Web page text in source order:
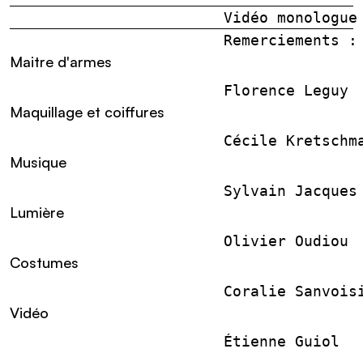
Vidéo
Remerciements
Maitre d'armes
                        Florence Leguy
Maquillage et coiffures
Cécile
Musique
                        Sylvain Jacques
Lumière
                        Olivier Oudiou
Costumes
Coralie
Vidéo
                        Étienne Guiol